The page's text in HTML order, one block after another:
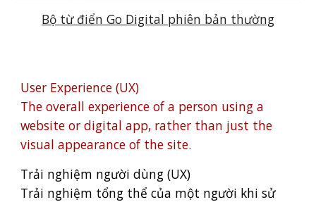
Bộ từ điển Go Digital phiên bản thường
User Experience (UX)
The overall experience of a person using a
website or digital app, rather than just the
visual appearance of the site.
Trải nghiệm người dùng (UX)
Trải nghiệm tổng thể của một người khi sử